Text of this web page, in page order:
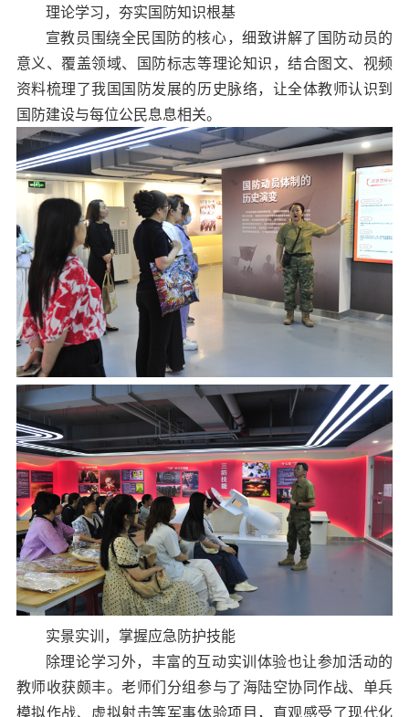
理论学习，夯实国防知识根基
宣教员围绕全民国防的核心，细致讲解了国防动员的
意义、覆盖领域、国防标志等理论知识，结合图文、视频
资料梳理了我国国防发展的历史脉络，让全体教师认识到
国防建设与每位公民息息相关。
实景实训，掌握应急防护技能
除理论学习外，丰富的互动实训体验也让参加活动的
教师收获颇丰。老师们分组参与了海陆空协同作战、单兵
模拟作战、虚拟射击等军事体验项目，直观感受了现代化